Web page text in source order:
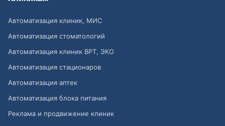
Автоматизация клиник, МИС
Автоматизация стоматологий
Автоматизация клиник ВРТ, ЭКО
Автоматизация стационаров
Автоматизация аптек
Автоматизация блока питания
Реклама и продвижение клиник